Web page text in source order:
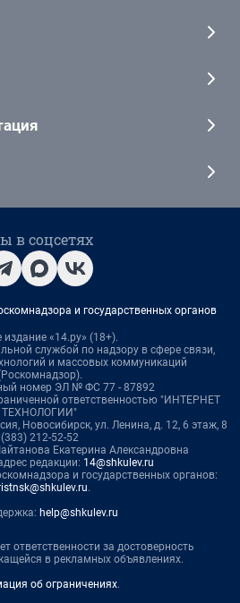
в соцсетях
и государственных органов
издание «14.ру» (18+).
службой по надзору в сфере связи,
и массовых коммуникаций
номер ЭЛ № ФС 77 - 87892
ответственностью "ИНТЕРНЕТ
ТЕХНОЛОГИИ"
Новосибирск, ул. Ленина, д. 12, 6 этаж, 8
(383) 212-52-52
Екатерина Александровна
редакции: 14@shkulev.ru
и государственных органов:
.
help@shkulev.ru
ответственности за достоверность
в рекламных объявлениях.
об ограничениях.